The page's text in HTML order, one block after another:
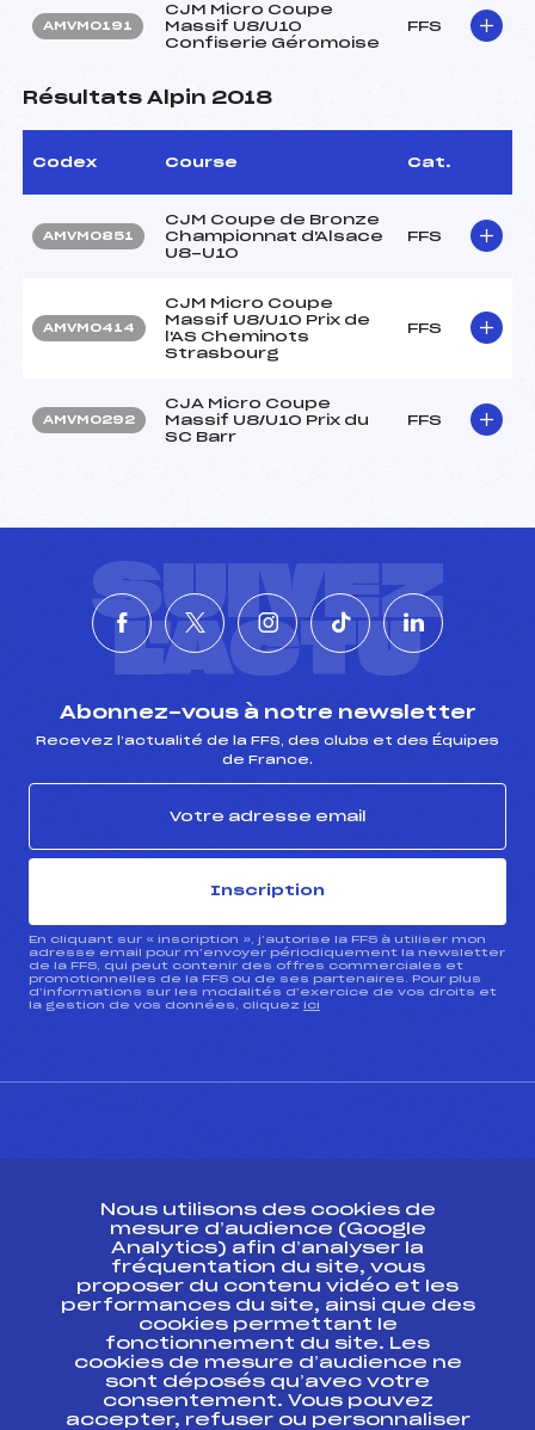
AMVM0191
CJM Micro Coupe
Massif U8/U10
Confiserie Géromoise
FFS
Résultats Alpin 2018
Codex Course Cat.
AMVM0851
CJM Coupe de Bronze
Championnat d'Alsace
U8-U10
FFS
AMVM0414
CJM Micro Coupe
Massif U8/U10 Prix de
l'AS Cheminots
Strasbourg
FFS
AMVM0292
CJA Micro Coupe
Massif U8/U10 Prix du
SC Barr
FFS
SUIVEZ
L'ACTU
Abonnez-vous à notre newsletter
Recevez l’actualité de la FFS, des clubs et des Équipes
de France.
Inscription
En cliquant sur « inscription », j’autorise la FFS à utiliser mon
adresse email pour m’envoyer périodiquement la newsletter
de la FFS, qui peut contenir des offres commerciales et
promotionnelles de la FFS ou de ses partenaires. Pour plus
d’informations sur les modalités d’exercice de vos droits et
la gestion de vos données, cliquez ici
ESPACE PRESSE
Ressources
Pass’Neige
Projet sportif fédéral
Projet de performance fédéral
Antidopage
Pôle Développement, Formation, Suivi
Nous utilisons des cookies de
mesure d’audience (Google
Analytics) afin d’analyser la
fréquentation du site, vous
proposer du contenu vidéo et les
performances du site, ainsi que des
cookies permettant le
fonctionnement du site. Les
cookies de mesure d’audience ne
sont déposés qu’avec votre
consentement. Vous pouvez
accepter, refuser ou personnaliser